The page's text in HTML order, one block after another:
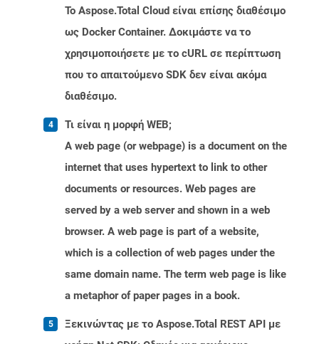
Το Aspose.Total Cloud είναι επίσης διαθέσιμο
ως Docker Container. Δοκιμάστε να το
χρησιμοποιήσετε με το cURL σε περίπτωση
που το απαιτούμενο SDK δεν είναι ακόμα
διαθέσιμο.
Τι είναι η μορφή WEB;
A web page (or webpage) is a document on the
internet that uses hypertext to link to other
documents or resources. Web pages are
served by a web server and shown in a web
browser. A web page is part of a website,
which is a collection of web pages under the
same domain name. The term web page is like
a metaphor of paper pages in a book.
Ξεκινώντας με το Aspose.Total REST API με